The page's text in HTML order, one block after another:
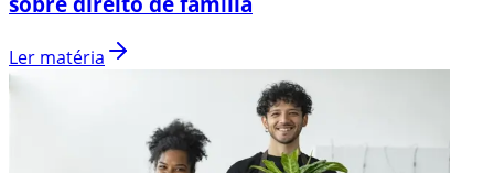
Ler matéria